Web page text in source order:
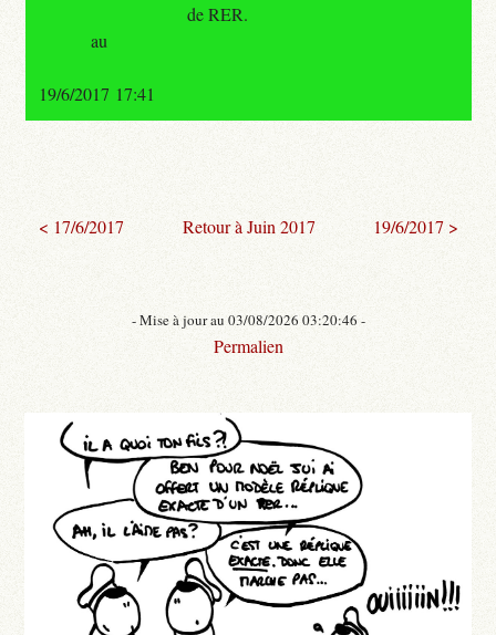
de RER.
au
19/6/2017 17:41
< 17/6/2017 Retour à Juin 2017 19/6/2017 >
- Mise à jour au 03/08/2026 03:20:46 -
Permalien